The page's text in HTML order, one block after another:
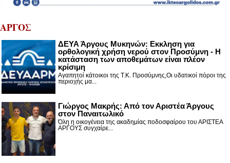
ΑΡΓΟΣ
ΔΕΥΑ Άργους Μυκηνών: Εκκληση για
ορθολογική χρήση νερού στον Προσύμνη - Η
κατάσταση των αποθεμάτων είναι πλέον
κρίσιμη
Αγαπητοί κάτοικοι της Τ.Κ. Προσύμνης,Οι υδατικοί πόροι της
περιοχής μα...
Γιώργος Μακρής: Από τον Αριστέα Άργους
στον Παναιτωλικό
Όλη η οικογένεια της ακαδημίας ποδοσφαίρου του ΑΡΙΣΤΕΑ
ΑΡΓΟΥΣ συγχαίρε...